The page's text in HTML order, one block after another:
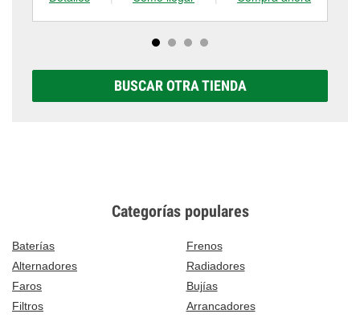
BUSCAR OTRA TIENDA
Categorías populares
Baterías
Frenos
Alternadores
Radiadores
Faros
Bujías
Filtros
Arrancadores